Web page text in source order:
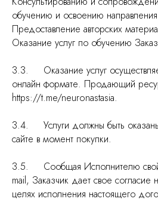
обучению и освоению
Предоставление авторских
Оказание услуг по обучению
3.3. Оказание услуг
онлайн формате. Продающий
https://t.me/neuronastasia.
3.4. Услуги должны быть
сайте в момент покупки.
3.5. Сообщая Исполнителю
mail, Заказчик дает свое согласие
целях исполнения настоящего